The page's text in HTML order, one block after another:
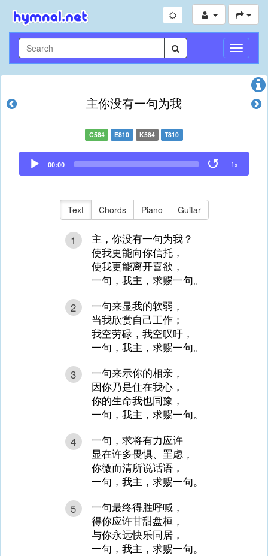
Toggle
主你没有一句为我
C584 E810 K584 T810
Audio
Player
00:00 1x
Text Chords Piano Guitar
1
主，你没有一句为我？
使我更能向你信托，
使我更能离开喜欲，
一句，我主，求赐一句。
2
一句来显我的软弱，
当我欣赏自己工作；
我空劳碌，我空叹吁，
一句，我主，求赐一句。
3
一句来示你的相亲，
因你乃是住在我心，
你的生命我也同豫，
一句，我主，求赐一句。
4
一句，求将有力应许
显在许多畏惧、罣虑，
你微而清所说话语，
一句，我主，求赐一句。
5
一句最终得胜呼喊，
得你应许甘甜盘桓，
与你永远快乐同居，
一句，我主，求赐一句。